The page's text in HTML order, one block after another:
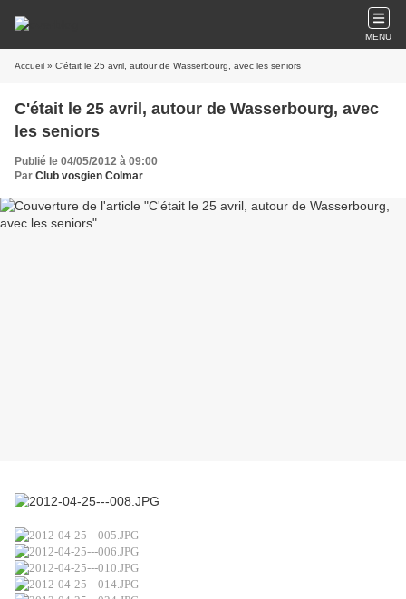
MENU
Accueil » C'était le 25 avril, autour de Wasserbourg, avec les seniors
C'était le 25 avril, autour de Wasserbourg, avec
les seniors
Publié le 04/05/2012 à 09:00
Par Club vosgien Colmar